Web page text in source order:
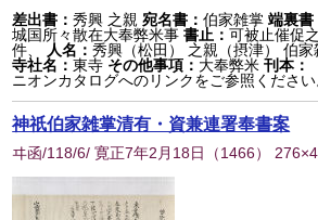
差出書：秀興 之親 宛名書：伯家雑掌 端裏書
城国所々散在大奉弊米事 書止：可被止催促
件、
人名：秀興（松田） 之親（摂津） 伯家
寺社名：東寺 その他事項： 大奉弊米 刊本：
ニオンカタログへのリンクをご参照ください
神祇伯家雑掌清有・資兼連署奉書案
ヰ函/118/6/ 寛正7年2月18日 （1466）